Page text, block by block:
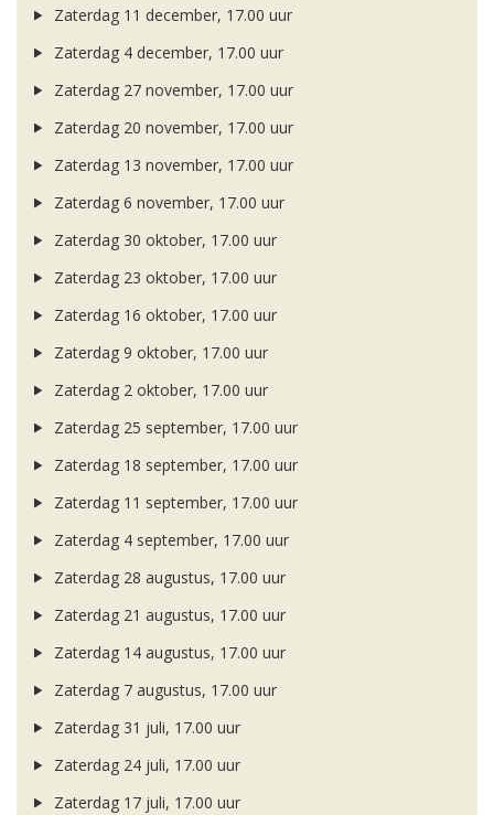
Zaterdag 11 december, 17.00 uur
Zaterdag 4 december, 17.00 uur
Zaterdag 27 november, 17.00 uur
Zaterdag 20 november, 17.00 uur
Zaterdag 13 november, 17.00 uur
Zaterdag 6 november, 17.00 uur
Zaterdag 30 oktober, 17.00 uur
Zaterdag 23 oktober, 17.00 uur
Zaterdag 16 oktober, 17.00 uur
Zaterdag 9 oktober, 17.00 uur
Zaterdag 2 oktober, 17.00 uur
Zaterdag 25 september, 17.00 uur
Zaterdag 18 september, 17.00 uur
Zaterdag 11 september, 17.00 uur
Zaterdag 4 september, 17.00 uur
Zaterdag 28 augustus, 17.00 uur
Zaterdag 21 augustus, 17.00 uur
Zaterdag 14 augustus, 17.00 uur
Zaterdag 7 augustus, 17.00 uur
Zaterdag 31 juli, 17.00 uur
Zaterdag 24 juli, 17.00 uur
Zaterdag 17 juli, 17.00 uur